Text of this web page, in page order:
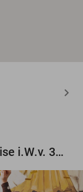
Hol Dir die Chance, eine Traumreise i.W.v. 3.000 € zu gewinnen!